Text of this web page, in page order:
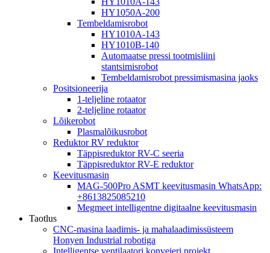
HY1050A-200
Tembeldamisrobot
HY1010A-143
HY1010B-140
Automaatse pressi tootmisliini
stantsimisrobot
Tembeldamisrobot pressimismasina jaoks
Positsioneerija
1-teljeline rotaator
2-teljeline rotaator
Lõikerobot
Plasmalõikusrobot
Reduktor RV reduktor
Täppisreduktor RV-C seeria
Täppisreduktor RV-E reduktor
Keevitusmasin
MAG-500Pro ASMT keevitusmasin WhatsApp:
+8613825085210
Megmeet intelligentne digitaalne keevitusmasin
Taotlus
CNC-masina laadimis- ja mahalaadimissüsteem
Honyen Industrial robotiga
Intelligentse ventilaatori konveieri projekt